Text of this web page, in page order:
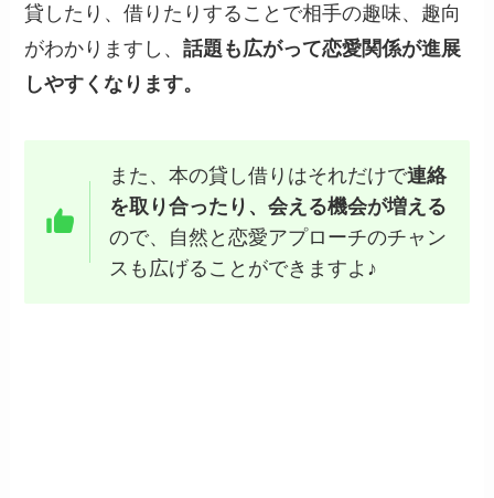
貸したり、借りたりすることで相手の趣味、趣向
がわかりますし、話題も広がって恋愛関係が進展
しやすくなります。
また、本の貸し借りはそれだけで連絡
を取り合ったり、会える機会が増える
ので、自然と恋愛アプローチのチャン
スも広げることができますよ♪